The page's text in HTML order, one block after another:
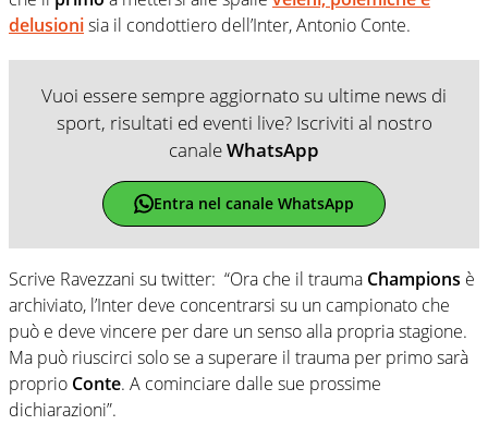
delusionisia il condottiero dell’Inter, Antonio Conte.
Vuoi essere sempre aggiornato su ultime news di
sport, risultati ed eventi live? Iscriviti al nostro
canaleWhatsApp
Entra nel canale WhatsApp
Scrive Ravezzani su twitter: “Ora che il trauma Champions è
archiviato, l’Inter deve concentrarsi su un campionato che
può e deve vincere per dare un senso alla propria stagione.
Ma può riuscirci solo se a superare il trauma per primo sarà
proprio Conte. A cominciare dalle sue prossime
dichiarazioni”.